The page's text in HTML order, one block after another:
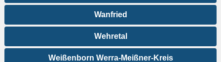
Wanfried
Wehretal
Weißenborn Werra-Meißner-Kreis